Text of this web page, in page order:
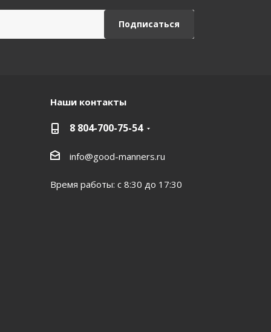
Наши контакты
8 804-700-75-54
info@good-manners.ru
Время работы: с 8:30 до 17:30